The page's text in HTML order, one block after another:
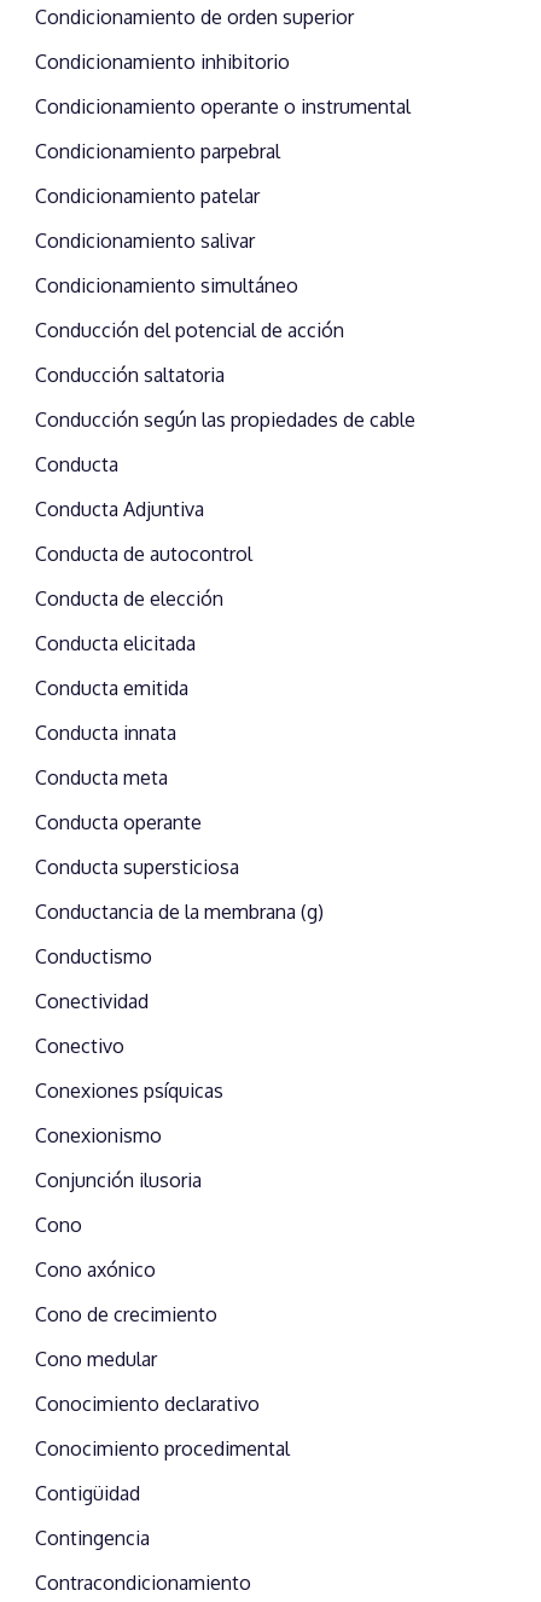
Condicionamiento de orden superior
Condicionamiento inhibitorio
Condicionamiento operante o instrumental
Condicionamiento parpebral
Condicionamiento patelar
Condicionamiento salivar
Condicionamiento simultáneo
Conducción del potencial de acción
Conducción saltatoria
Conducción según las propiedades de cable
Conducta
Conducta Adjuntiva
Conducta de autocontrol
Conducta de elección
Conducta elicitada
Conducta emitida
Conducta innata
Conducta meta
Conducta operante
Conducta supersticiosa
Conductancia de la membrana (g)
Conductismo
Conectividad
Conectivo
Conexiones psíquicas
Conexionismo
Conjunción ilusoria
Cono
Cono axónico
Cono de crecimiento
Cono medular
Conocimiento declarativo
Conocimiento procedimental
Contigüidad
Contingencia
Contracondicionamiento